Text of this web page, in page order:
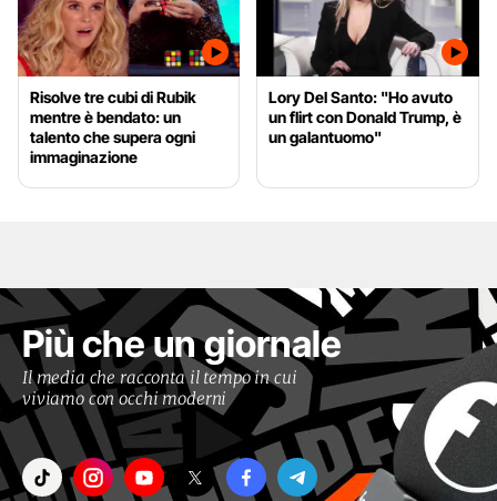
Risolve tre cubi di Rubik
mentre è bendato: un
talento che supera ogni
immaginazione
Lory Del Santo: "Ho avuto
un flirt con Donald Trump, è
un galantuomo"
Più che un giornale
Il media che racconta il tempo in cui
viviamo con occhi moderni